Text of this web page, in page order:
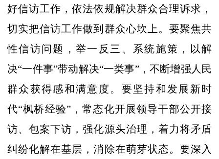
好信访工作，依法依规解决群众合理诉求，
切实把信访工作做到群众心坎上。要聚焦共
性信访问题，举一反三、系统施策，以解
决“一件事”带动解决“一类事”，不断增强人民
群众获得感和满意度。要坚持和发展新时
代“枫桥经验”，常态化开展领导干部公开接
访、包案下访，强化源头治理，着力将矛盾
纠纷化解在基层，消除在萌芽状态。要深入